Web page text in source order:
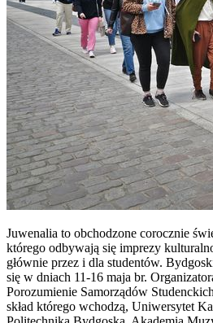
Juwenalia to obchodzone corocznie
którego odbywają się imprezy
głównie przez i dla studentów.
się w dniach 11-16 maja br.
Porozumienie Samorządów
skład którego wchodzą, Uniwersytet